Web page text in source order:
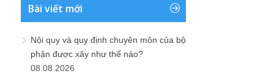
Bài viết mới
Nội quy và quy định chuyên môn của bộ
phận được xây như thế nào?
08.08.2026